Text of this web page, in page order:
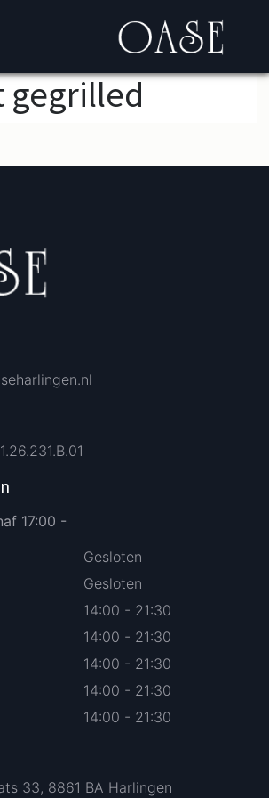
gegrilled
17:00 -
Gesloten
Gesloten
14:00 - 21:30
14:00 - 21:30
14:00 - 21:30
14:00 - 21:30
14:00 - 21:30
33, 8861 BA Harlingen